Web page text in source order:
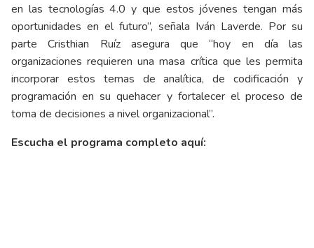
en las tecnologías 4.0 y que estos jóvenes tengan más
oportunidades en el futuro”, señala Iván Laverde. Por su
parte Cristhian Ruíz asegura que “hoy en día las
organizaciones requieren una masa crítica que les permita
incorporar estos temas de analítica, de codificación y
programación en su quehacer y fortalecer el proceso de
toma de decisiones a nivel organizacional”.
Escucha el programa completo aquí: